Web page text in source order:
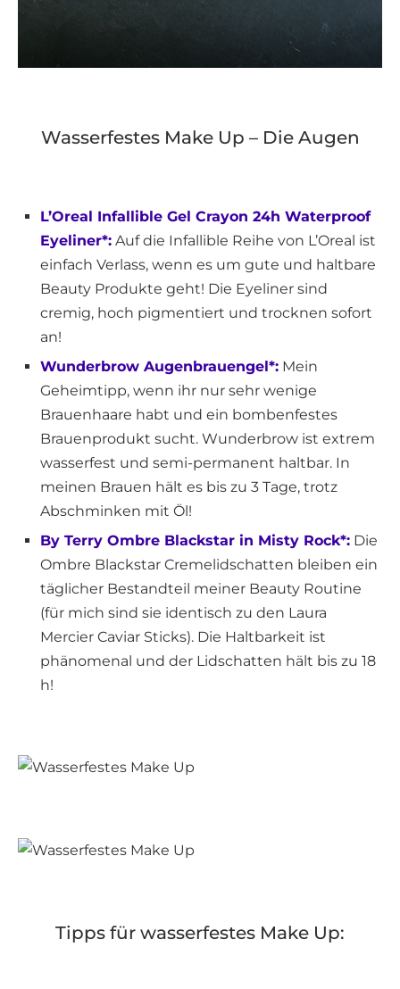
Wasserfestes Make Up – Die Augen
L’Oreal Infallible Gel Crayon 24h Waterproof
Eyeliner*: Auf die Infallible Reihe von L’Oreal ist
einfach Verlass, wenn es um gute und haltbare
Beauty Produkte geht! Die Eyeliner sind
cremig, hoch pigmentiert und trocknen sofort
an!
Wunderbrow Augenbrauengel*: Mein
Geheimtipp, wenn ihr nur sehr wenige
Brauenhaare habt und ein bombenfestes
Brauenprodukt sucht. Wunderbrow ist extrem
wasserfest und semi-permanent haltbar. In
meinen Brauen hält es bis zu 3 Tage, trotz
Abschminken mit Öl!
By Terry Ombre Blackstar in Misty Rock*: Die
Ombre Blackstar Cremelidschatten bleiben ein
täglicher Bestandteil meiner Beauty Routine
(für mich sind sie identisch zu den Laura
Mercier Caviar Sticks). Die Haltbarkeit ist
phänomenal und der Lidschatten hält bis zu 18
h!
Tipps für wasserfestes Make Up: